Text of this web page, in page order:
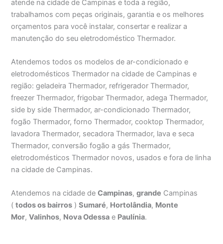
atende na cidade de Campinas e toda a região,
trabalhamos com peças originais, garantia e os melhores
orçamentos para você instalar, consertar e realizar a
manutenção do seu eletrodoméstico Thermador.
Atendemos todos os modelos de ar-condicionado e
eletrodomésticos Thermador na cidade de Campinas e
região: geladeira Thermador, refrigerador Thermador,
freezer Thermador, frigobar Thermador, adega Thermador,
side by side Thermador, ar-condicionado Thermador,
fogão Thermador, forno Thermador, cooktop Thermador,
lavadora Thermador, secadora Thermador, lava e seca
Thermador, conversão fogão a gás Thermador,
eletrodomésticos Thermador novos, usados e fora de linha
na cidade de Campinas.
Atendemos na cidade deCampinas,grande Campinas
(todos os bairros )Sumaré, Hortolândia, Monte
Mor,Valinhos, Nova Odessa e Paulínia.